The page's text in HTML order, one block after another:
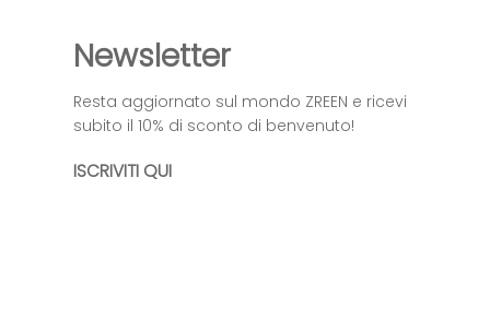
Newsletter
Resta aggiornato sul mondo ZREEN e ricevi
subito il 10% di sconto di benvenuto!
ISCRIVITI QUI